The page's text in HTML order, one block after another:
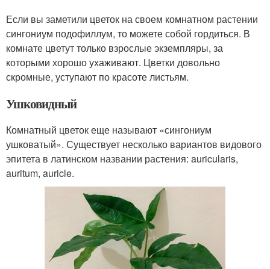
Если вы заметили цветок на своем комнатном растении
сингониум подофиллум, то можете собой гордиться. В
комнате цветут только взрослые экземпляры, за
которыми хорошо ухаживают. Цветки довольно
скромные, уступают по красоте листьям.
Ушковидный
Комнатный цветок еще называют «сингониум
ушковатый». Существует несколько вариантов видового
эпитета в латинском названии растения: auricularis,
auritum, auricle.